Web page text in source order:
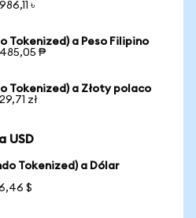
৳
Tokenized) a Peso Filipino
₱
Tokenized) a Złoty polaco
zł
USD
Tokenized) a Dólar
$